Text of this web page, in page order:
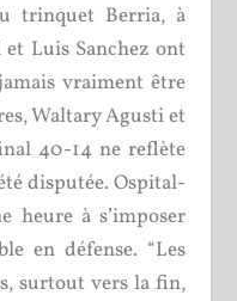
trinquet Berria, à
Luis Sanchez ont
vraiment être
Waltary Agusti et
40-14 ne reflète
disputée. Ospital-
heure à s’imposer
en défense. “Les
surtout vers la fin,